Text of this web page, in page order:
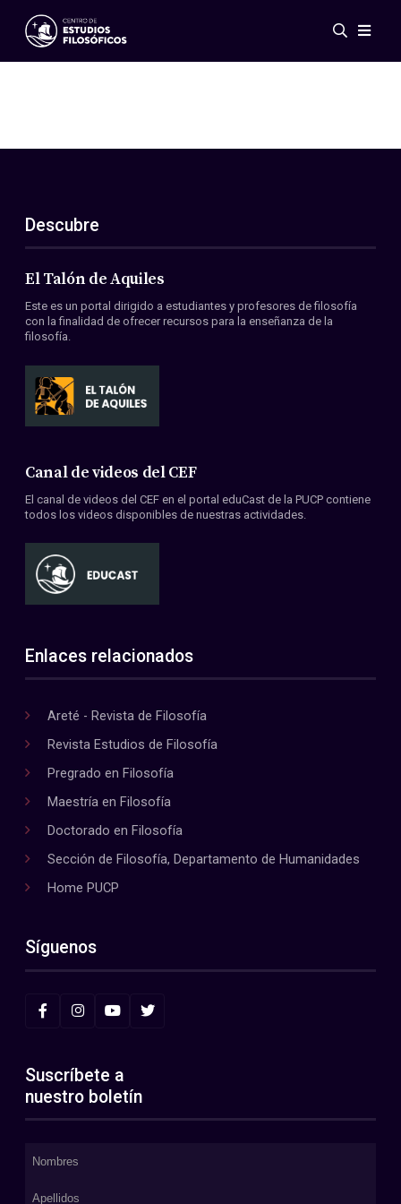
Eventos
ES
EN
Acerca de nosotros
Miembros
Convenios
Descubre
El Talón de Aquiles
Este es un portal dirigido a estudiantes y profesores de filosofía
con la finalidad de ofrecer recursos para la enseñanza de la
filosofía.
Canal de videos del CEF
El canal de videos del CEF en el portal eduCast de la PUCP contiene
todos los videos disponibles de nuestras actividades.
Enlaces relacionados
Areté - Revista de Filosofía
Revista Estudios de Filosofía
Pregrado en Filosofía
Maestría en Filosofía
Doctorado en Filosofía
Sección de Filosofía, Departamento de Humanidades
Home PUCP
Síguenos
Suscríbete a
nuestro boletín